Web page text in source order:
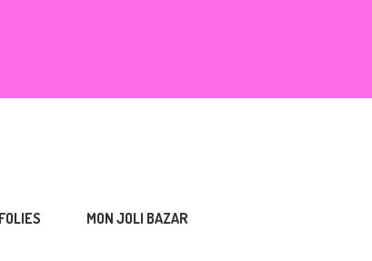
MON JOLI BAZAR